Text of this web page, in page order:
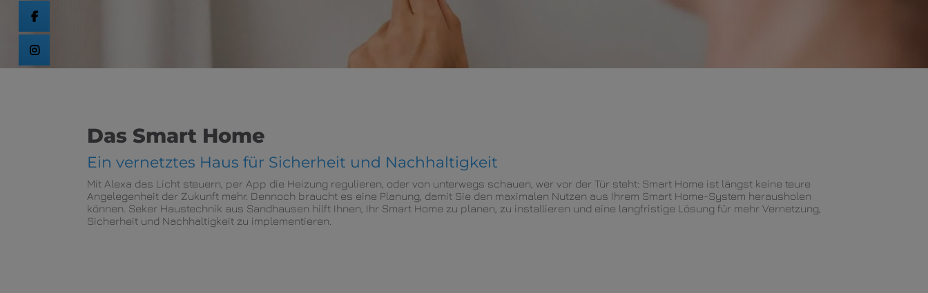
Das Smart Home
Ein vernetztes Haus für Sicherheit und Nachhaltigkeit
Mit Alexa das Licht steuern, per App die Heizung regulieren, oder von unterwegs schauen, wer vor der Tür steht: Smart Home ist längst keine teure
Angelegenheit der Zukunft mehr. Dennoch braucht es eine Planung, damit Sie den maximalen Nutzen aus Ihrem Smart Home-System herausholen
können. Seker Haustechnik aus Sandhausen hilft Ihnen, Ihr Smart Home zu planen, zu installieren und eine langfristige Lösung für mehr Vernetzung,
Sicherheit und Nachhaltigkeit zu implementieren.